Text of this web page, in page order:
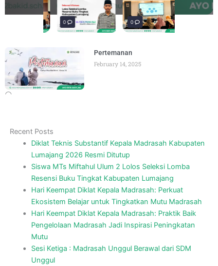
materi “Pengembangan Ekosistem
BY ADMIN AUGUST 6, 2026
penguatan materi bertajuk "Praktik Baik
BY ADMIN AUGUST 6, 2026
penguatan materi "Re-Branding
BY ADMIN AUGUST 5, 2026
materi Literasi Digital yang
BY ADMIN AUGUST 5, 2026
Madrasah" padaAUGUST 4, 2026
materi “Pengembangan Ekosistem
BY ADMIN AUGUST 6, 2026
penguatan materi bertajuk "Praktik Baik
BY ADMIN AUGUST 6, 2026
0
Pertemanan
February 14, 2025
Recent Posts
Diklat Teknis Substantif Kepala Madrasah Kabupaten
Lumajang 2026 Resmi Ditutup
Siswa MTs Miftahul Ulum 2 Lolos Seleksi Lomba
Resensi Buku Tingkat Kabupaten Lumajang
Hari Keempat Diklat Kepala Madrasah: Perkuat
Ekosistem Belajar untuk Tingkatkan Mutu Madrasah
Hari Keempat Diklat Kepala Madrasah: Praktik Baik
Pengelolaan Madrasah Jadi Inspirasi Peningkatan
Mutu
Sesi Ketiga : Madrasah Unggul Berawal dari SDM
Unggul